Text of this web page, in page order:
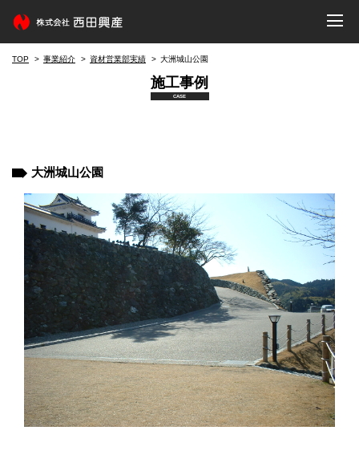
TOP 事業紹介 資材営業部実績 大洲城山公園
施工事例
CASE
大洲城山公園